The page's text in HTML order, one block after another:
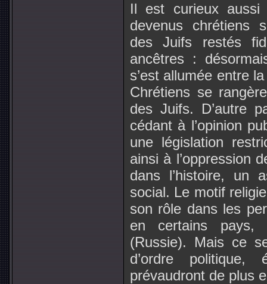
Il est curieux aussi
devenus chrétiens
des Juifs restés
ancêtres :
s’est allumée entre
Chrétiens se
des Juifs. D’autre
cédant à l’opinion
une législation
ainsi à l’oppression
dans l’histoire, un
social. Le motif
son rôle dans les
en certains pays,
(Russie). Mais ce
d’ordre
prévaudront de plus